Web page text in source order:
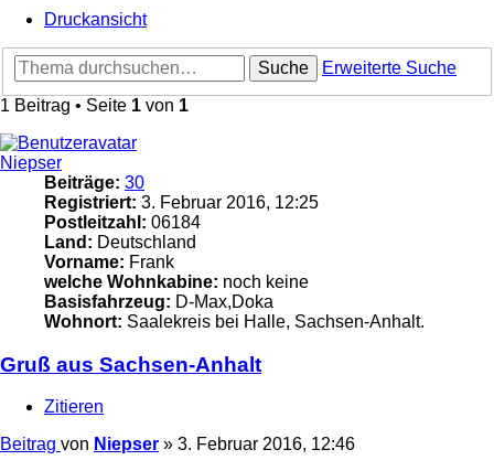
Druckansicht
Suche
Erweiterte Suche
1 Beitrag • Seite 1 von 1
Niepser
Beiträge: 30
Registriert: 3. Februar 2016, 12:25
Postleitzahl: 06184
Land: Deutschland
Vorname: Frank
welche Wohnkabine: noch keine
Basisfahrzeug: D-Max,Doka
Wohnort: Saalekreis bei Halle, Sachsen-Anhalt.
Gruß aus Sachsen-Anhalt
Zitieren
Beitrag von Niepser » 3. Februar 2016, 12:46